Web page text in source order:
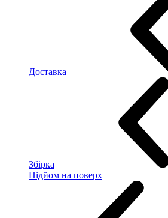
Доставка
Збірка
Підйом на поверх